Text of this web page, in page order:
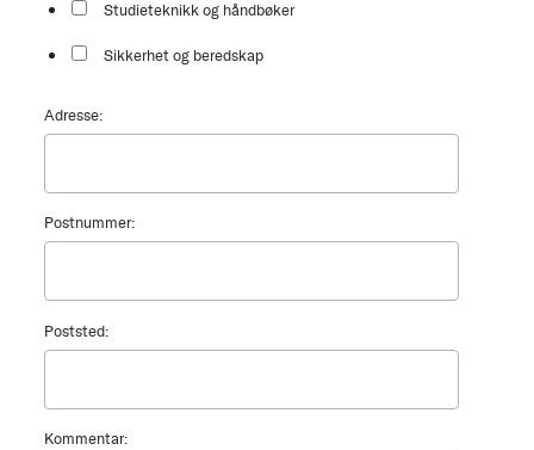
Studieteknikk og håndbøker
Sikkerhet og beredskap
Adresse:
Postnummer:
Poststed:
Kommentar: